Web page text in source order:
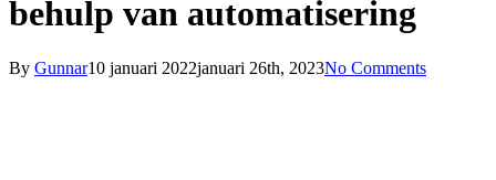
behulp van automatisering
By Gunnar10 januari 2022januari 26th, 2023No Comments